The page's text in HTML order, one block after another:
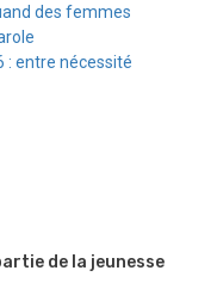
des femmes
: entre nécessité
de la jeunesse